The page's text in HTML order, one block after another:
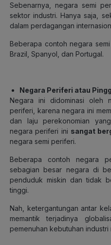
Sebenarnya, negara semi
sektor industri. Hanya saja,
dalam perdagangan
Beberapa contoh negara
Brazil, Spanyol, dan Portugal.
Negara Periferi atau
Negara ini didominasi oleh
periferi, karena negara ini
dan laju perekonomian
negara periferi ini sangat
negara semi periferi.
Beberapa contoh negara
sebagian besar negara di
penduduk miskin dan tidak
tinggi.
Nah, ketergantungan antar
memantik terjadinya
pemenuhan kebutuhan